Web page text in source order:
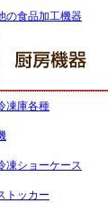
の食品加工機器
凍庫各種
凍ショーケース
トッカー